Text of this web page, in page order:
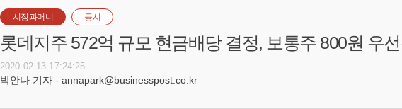
시장과머니 공시
롯데지주 572억 규모 현금배당 결정, 보통주 800원 우
2020-02-13 17:24:25
박안나 기자 - annapark@businesspost.co.kr